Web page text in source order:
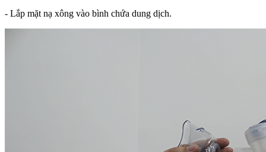
- Lắp mặt nạ xông vào bình chứa dung dịch.